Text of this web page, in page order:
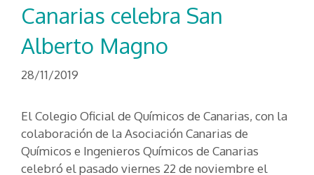
Canarias celebra San
Alberto Magno
28/11/2019
El Colegio Oficial de Químicos de Canarias, con la
colaboración de la Asociación Canarias de
Químicos e Ingenieros Químicos de Canarias
celebró el pasado viernes 22 de noviembre el